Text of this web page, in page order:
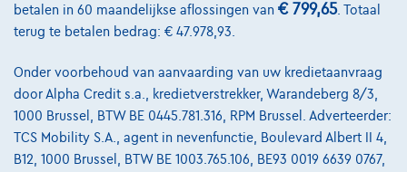
betalen in 60 maandelijkse aflossingen van € 799,65. Totaal
terug te betalen bedrag: € 47.978,93.
Onder voorbehoud van aanvaarding van uw kredietaanvraag
door Alpha Credit s.a., kredietverstrekker, Warandeberg 8/3,
1000 Brussel, BTW BE 0445.781.316, RPM Brussel. Adverteerder:
TCS Mobility S.A., agent in nevenfunctie, Boulevard Albert II 4,
B12, 1000 Brussel, BTW BE 1003.765.106, BE93 0019 6639 0767,
Contact
@2024 TCS Mobility SA/NV Copyright
Algemene Voorwaarden
Bijstandsvoorwaarden